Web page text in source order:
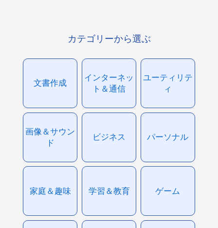
カテゴリーから選ぶ
文書作成
インターネッ
ト＆通信
ユーティリテ
ィ
画像＆サウン
ド
ビジネス パーソナル
家庭＆趣味 学習＆教育 ゲーム